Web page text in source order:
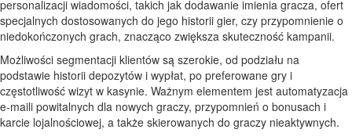
personalizacji wiadomości, takich jak dodawanie imienia gracza, ofert
specjalnych dostosowanych do jego historii gier, czy przypomnienie o
niedokończonych grach, znacząco zwiększa skuteczność kampanii.
Możliwości segmentacji klientów są szerokie, od podziału na
podstawie historii depozytów i wypłat, po preferowane gry i
częstotliwość wizyt w kasynie. Ważnym elementem jest automatyzacja
e-maili powitalnych dla nowych graczy, przypomnień o bonusach i
karcie lojalnościowej, a także skierowanych do graczy nieaktywnych.